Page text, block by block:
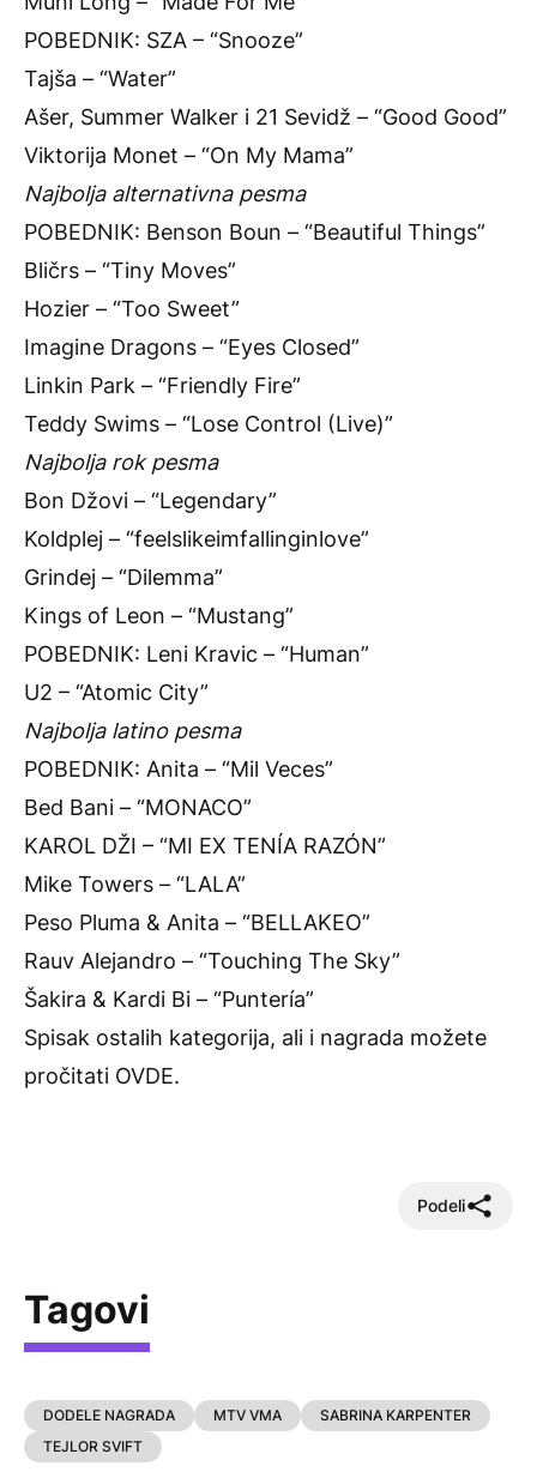
POBEDNIK: SZA – “Snooze”
Tajša – “Water”
Ašer, Summer Walker i 21 Sevidž – “Good Good”
Viktorija Monet – “On My Mama”
Najbolja alternativna pesma
POBEDNIK: Benson Boun – “Beautiful Things”
Bličrs – “Tiny Moves”
Hozier – “Too Sweet”
Imagine Dragons – “Eyes Closed”
Linkin Park – “Friendly Fire”
Teddy Swims – “Lose Control (Live)”
Najbolja rok pesma
Bon Džovi – “Legendary”
Koldplej – “feelslikeimfallinginlove”
Grindej – “Dilemma”
Kings of Leon – “Mustang”
POBEDNIK: Leni Kravic – “Human”
U2 – “Atomic City”
Najbolja latino pesma
POBEDNIK: Anita – “Mil Veces”
Bed Bani – “MONACO”
KAROL DŽI – “MI EX TENÍA RAZÓN”
Mike Towers – “LALA”
Peso Pluma & Anita – “BELLAKEO”
Rauv Alejandro – “Touching The Sky”
Šakira & Kardi Bi – “Puntería”
Spisak ostalih kategorija, ali i nagrada možete
pročitati OVDE.
Podeli
Tagovi
DODELE NAGRADA MTV VMA
SABRINA KARPENTER
TEJLOR SVIFT